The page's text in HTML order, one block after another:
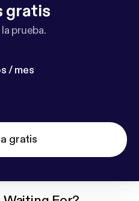
gratis
prueba.
/ mes
gratis